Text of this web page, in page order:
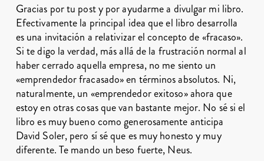
Gracias por tu post y por ayudarme a divulgar mi libro.
Efectivamente la principal idea que el libro desarrolla
es una invitación a relativizar el concepto de «fracaso».
Si te digo la verdad, más allá de la frustración normal al
haber cerrado aquella empresa, no me siento un
«emprendedor fracasado» en términos absolutos. Ni,
naturalmente, un «emprendedor exitoso» ahora que
estoy en otras cosas que van bastante mejor. No sé si el
libro es muy bueno como generosamente anticipa
David Soler, pero sí sé que es muy honesto y muy
diferente. Te mando un beso fuerte, Neus.